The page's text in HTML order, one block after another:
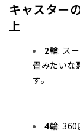
キャスター
上
2輪: ス
畳みたいな
す。
4輪: 360